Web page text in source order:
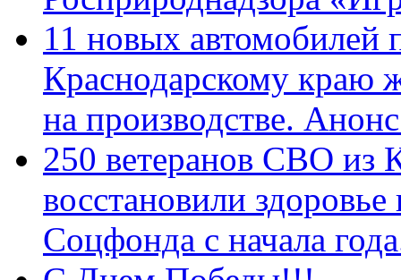
11 новых автомобилей
Краснодарскому краю
на производстве.
250 ветеранов СВО из
восстановили
Соцфонда с начала